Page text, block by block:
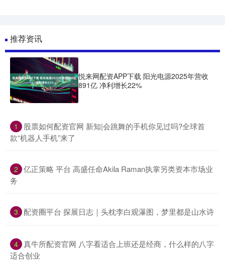
推荐资讯
悦来网配资APP下载 阳光电源2025年营收
891亿 净利增长22%
1
​股票如何配资官网 新知|会跳舞的手机你见过吗?全球首
款“机器人手机”来了
2 ​亿正策略 平台 高盛任命Akila Raman执掌另类资本市场业
务
3 ​配资圈平台 探展日志｜头枕李白观瀑图，梦里都是山水诗
4 ​真牛所配资官网 八字看适合上班还是经商，什么样的八字
适合创业